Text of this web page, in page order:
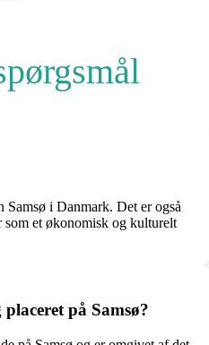
Samsø i Danmark. Det er også
som et økonomisk og kulturelt
på Samsø?